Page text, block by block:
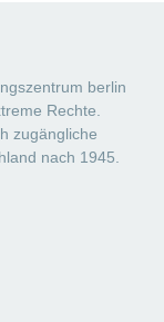
berlin
Rechte.
zugängliche
nach 1945.